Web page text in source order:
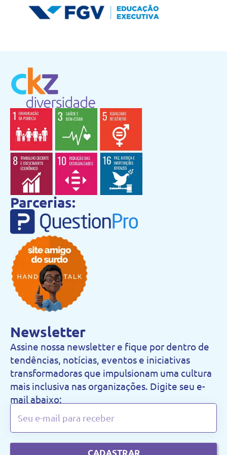
Parcerias:
Newsletter
Assine nossa newsletter e fique por dentro de
tendências, notícias, eventos e iniciativas
transformadoras que impulsionam uma cultura
mais inclusiva nas organizações. Digite seu e-
mail abaixo: